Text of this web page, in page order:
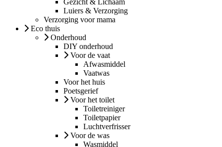
Luiers & Verzorging
Verzorging voor mama
Eco thuis
Onderhoud
DIY onderhoud
Voor de vaat
Afwasmiddel
Vaatwas
Voor het huis
Poetsgerief
Voor het toilet
Toiletreiniger
Toiletpapier
Luchtverfrisser
Voor de was
Wasmiddel